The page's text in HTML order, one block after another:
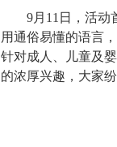
9月11日，活动
用通俗易懂的语言
针对成人、儿童及
的浓厚兴趣，大家